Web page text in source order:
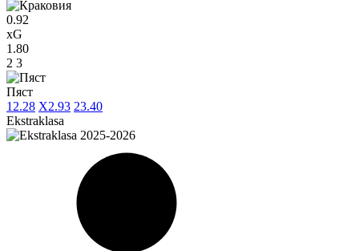
0.92
xG
1.80
2 3
Пяст
1 2.28 X2.93 23.40
Ekstraklasa